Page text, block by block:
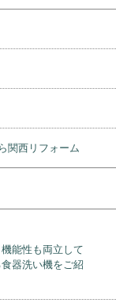
関西リフォーム
能性も両立して
器洗い機をご紹